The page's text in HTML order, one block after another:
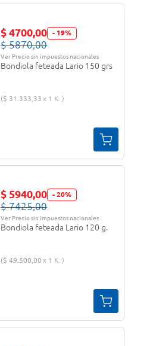
$ 4700,00 - 19%
$ 5870,00
Ver Precio sin impuestos nacionales
Bondiola feteada Lario 150 grs
$ 31 333 33 1 K.
$ 5940,00 -20%
$ 7425,00
Ver Precio sin impuestos nacionales
Bondiola feteada Lario 120 g.
$ 49 500 ,00 1 K.